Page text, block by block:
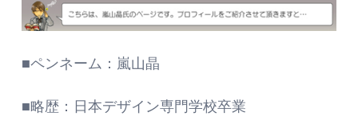
■ペンネーム：嵐山晶
■略歴：日本デザイン専門学校卒業